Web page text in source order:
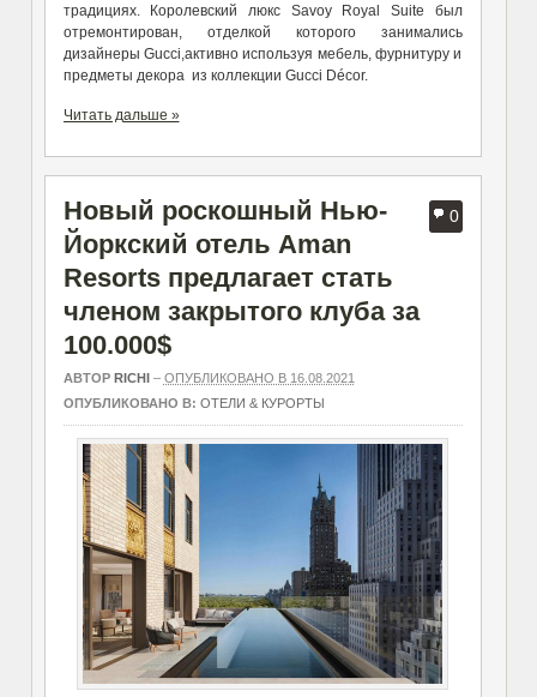
традициях. Королевский люкс Savoy Royal Suite был
отремонтирован, отделкой которого занимались
дизайнеры Gucci,активно используя мебель, фурнитуру и
предметы декора из коллекции Gucci Décor.
Читать дальше »
0
Новый роскошный Нью-
Йоркский отель Aman
Resorts предлагает стать
членом закрытого клуба за
100.000$
АВТОР RICHI – ОПУБЛИКОВАНО В 16.08.2021
ОПУБЛИКОВАНО В: ОТЕЛИ & КУРОРТЫ